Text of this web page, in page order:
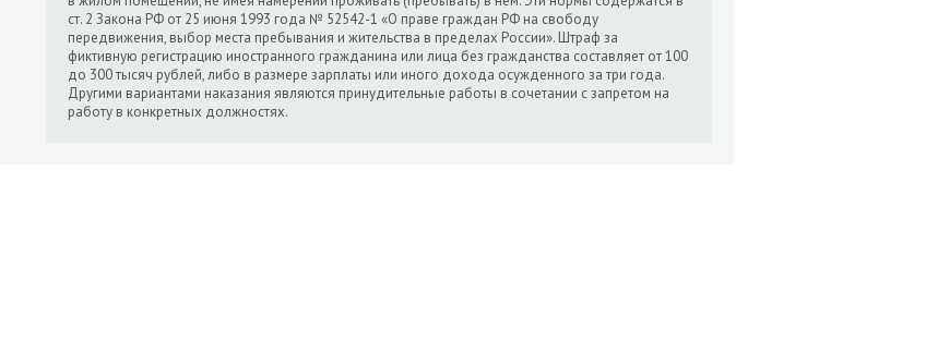
ст. 2 Закона РФ от 25 июня 1993 года № 52542-1 «О праве граждан РФ на свободу
передвижения, выбор места пребывания и жительства в пределах России». Штраф за
фиктивную регистрацию иностранного гражданина или лица без гражданства составляет от 100
до 300 тысяч рублей, либо в размере зарплаты или иного дохода осужденного за три года.
Другими вариантами наказания являются принудительные работы в сочетании с запретом на
работу в конкретных должностях.